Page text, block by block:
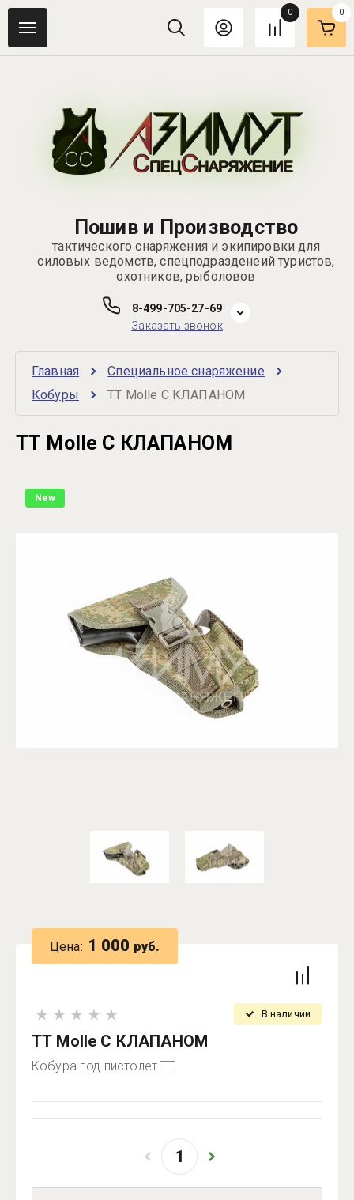
0
0
Пошив и Производство
тактического снаряжения и экипировки для
силовых ведомств, спецподразденеий туристов,
охотников, рыболовов
8-499-705-27-69
Заказать звонок
Главная
Специальное снаряжение
Кобуры
ТТ Molle С КЛАПАНОМ
ТТ Molle С КЛАПАНОМ
New
Цена: 1 000 руб.
ТТ Molle С КЛАПАНОМ
Кобура под пистолет ТТ
В наличии